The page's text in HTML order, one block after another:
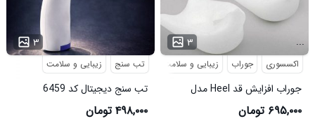
۳
تب سنج زیبایی و سلامت
تب سنج دیجیتال کد 6459
۴۹۸,۰۰۰ تومان
۳ ...
اکسسوری جوراب زیبایی و سلامت
جوراب افزایش قد Heel مدل
3911
۶۹۵,۰۰۰ تومان